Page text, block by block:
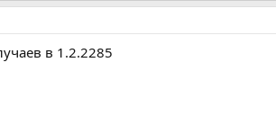
в 1.2.2285